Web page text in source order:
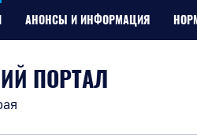
АНОНСЫ И ИНФОРМАЦИЯ
ПОРТАЛ